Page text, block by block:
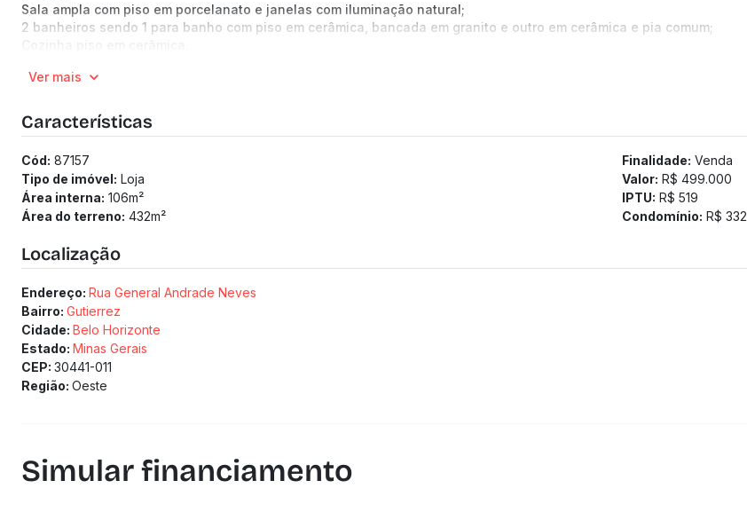
Sala ampla com piso em porcelanato e janelas com iluminação natural;
2 banheiros sendo 1 para banho com piso em cerâmica, bancada em granito e outro em cerâmica e pia comum;
Cozinha piso em cerâmica.
Ver mais
Características
Cód: 87157
Tipo de imóvel: Loja
Área interna: 106m²
Área do terreno: 432m²
Finalidade: Venda
Valor: R$ 499.000
IPTU: R$ 519
Condomínio: R$ 332
Localização
Endereço: Rua General Andrade Neves
Bairro: Gutierrez
Cidade: Belo Horizonte
Estado: Minas Gerais
CEP: 30441-011
Região: Oeste
Simular financiamento